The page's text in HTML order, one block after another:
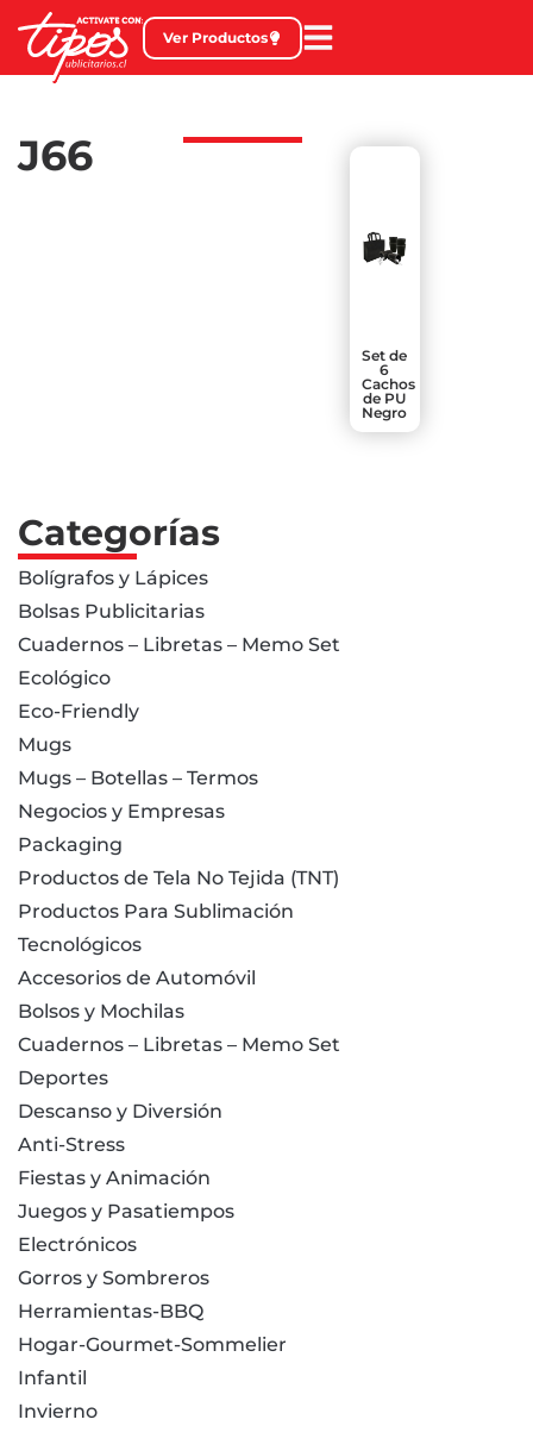
Ver Productos
J66
Set de
6
Cachos
de PU
Negro
Categorías
Bolígrafos y Lápices
Bolsas Publicitarias
Cuadernos – Libretas – Memo Set
Ecológico
Eco-Friendly
Mugs
Mugs – Botellas – Termos
Negocios y Empresas
Packaging
Productos de Tela No Tejida (TNT)
Productos Para Sublimación
Tecnológicos
Accesorios de Automóvil
Bolsos y Mochilas
Cuadernos – Libretas – Memo Set
Deportes
Descanso y Diversión
Anti-Stress
Fiestas y Animación
Juegos y Pasatiempos
Electrónicos
Gorros y Sombreros
Herramientas-BBQ
Hogar-Gourmet-Sommelier
Infantil
Invierno